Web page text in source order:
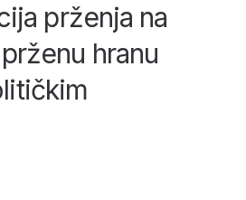
prženja na
hranu